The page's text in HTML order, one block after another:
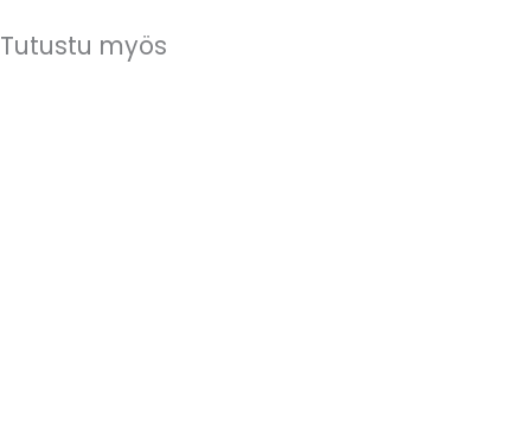
Tutustu myös